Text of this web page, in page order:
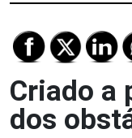
Criado a
dos